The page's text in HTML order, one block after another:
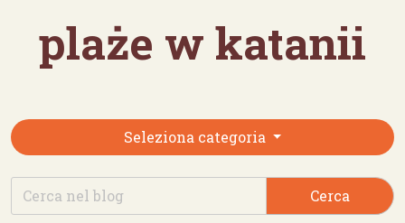
plaże w katanii
Seleziona categoria
Cerca